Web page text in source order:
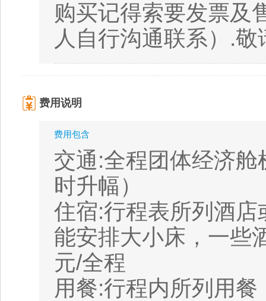
购买记得索要发票及
人自行沟通联系）.
费用说明
费用包含
交通:全程团体经济
时升幅）
住宿:行程表所列酒
能安排大小床，一些
元/全程
用餐:行程内所列用